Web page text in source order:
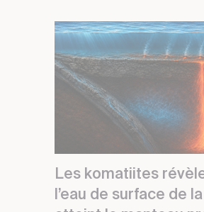
Les komatiites
l’eau de surface de